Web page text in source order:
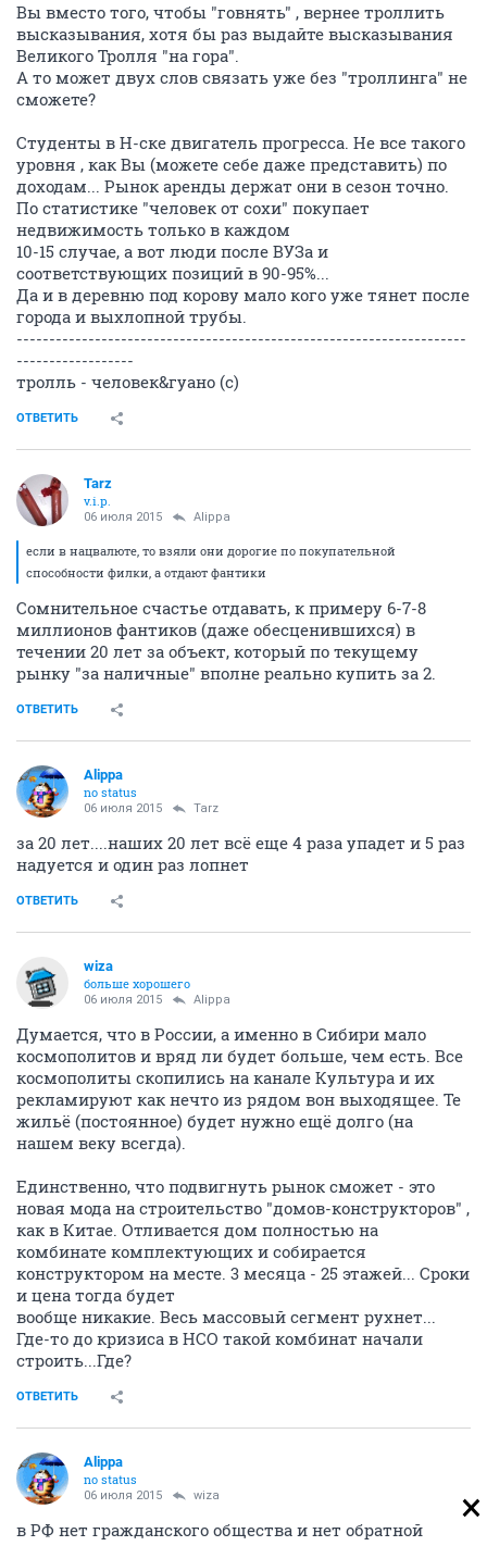
Вы вместо того, чтобы "говнять" , вернее троллить
высказывания, хотя бы раз выдайте высказывания
Великого Тролля "на гора".
А то может двух слов связать уже без "троллинга" не
сможете?
Студенты в Н-ске двигатель прогресса. Не все такого
уровня , как Вы (можете себе даже представить) по
доходам... Рынок аренды держат они в сезон точно.
По статистике "человек от сохи" покупает
недвижимость только в каждом
10-15 случае, а вот люди после ВУЗа и
соответствующих позиций в 90-95%...
Да и в деревню под корову мало кого уже тянет после
города и выхлопной трубы.
---------------------------------------------------------------------
------------------
тролль - человек&гуано (с)
ОТВЕТИТЬ
Tarz
v.i.p.
06 июля 2015 Alippa
если в нацвалюте, то взяли они дорогие по покупательной
способности филки, а отдают фантики
Сомнительное счастье отдавать, к примеру 6-7-8
миллионов фантиков (даже обесценившихся) в
течении 20 лет за объект, который по текущему
рынку "за наличные" вполне реально купить за 2.
ОТВЕТИТЬ
Alippa
no status
06 июля 2015 Tarz
за 20 лет....наших 20 лет всё еще 4 раза упадет и 5 раз
надуется и один раз лопнет
ОТВЕТИТЬ
wiza
больше хорошего
06 июля 2015 Alippa
Думается, что в России, а именно в Сибири мало
космополитов и вряд ли будет больше, чем есть. Все
космополиты скопились на канале Культура и их
рекламируют как нечто из рядом вон выходящее. Те
жильё (постоянное) будет нужно ещё долго (на
нашем веку всегда).
Единственно, что подвигнуть рынок сможет - это
новая мода на строительство "домов-конструкторов" ,
как в Китае. Отливается дом полностью на
комбинате комплектующих и собирается
конструктором на месте. 3 месяца - 25 этажей... Сроки
и цена тогда будет
вообще никакие. Весь массовый сегмент рухнет...
Где-то до кризиса в НСО такой комбинат начали
строить...Где?
ОТВЕТИТЬ
Alippa
no status
06 июля 2015 wiza
в РФ нет гражданского общества и нет обратной